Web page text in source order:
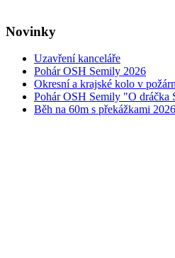
Novinky
Uzavření kanceláře
Pohár OSH Semily 2026
Okresní a krajské kolo v
Pohár OSH Semily "O dráčka
Běh na 60m s překážkami 2026